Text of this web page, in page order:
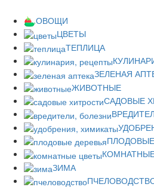
ОВОЩИ
ЦВЕТЫ
ТЕПЛИЦА
ЗЕЛЕНАЯ
ЖИВОТНЫЕ
САДОВЫЕ
ЗИМА